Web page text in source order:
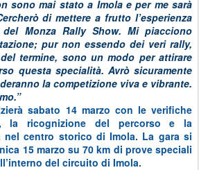
sono mai stato a Imola e per me sarà
di mettere a frutto l’esperienza
Monza Rally Show. Mi piacciono
pur non essendo dei veri rally,
termine, sono un modo per attirare
questa specialità. Avrò sicuramente
la competizione viva e vibrante.
sabato 14 marzo con le verifiche
la ricognizione del percorso e la
nel centro storico di Imola. La gara si
15 marzo su 70 km di prove speciali
del circuito di Imola.